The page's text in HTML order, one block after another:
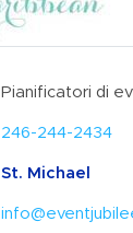
Pianificatori di
246-244-2434
St. Michael